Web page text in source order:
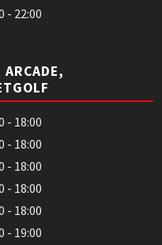
- 22:00
- 18:00
- 18:00
- 18:00
- 18:00
- 18:00
- 19:00